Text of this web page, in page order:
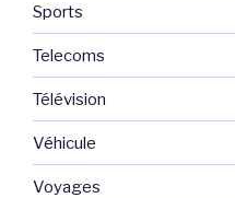
Sports
Telecoms
Télévision
Véhicule
Voyages